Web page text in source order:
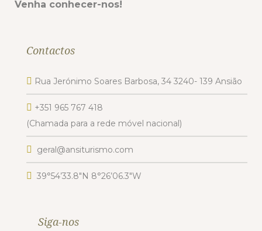
Venha conhecer-nos!
Contactos
Rua Jerónimo Soares Barbosa, 34 3240- 139 Ansião
+351 965 767 418
(Chamada para a rede móvel nacional)
geral@ansiturismo.com
39°54’33.8″N 8°26’06.3″W
Siga-nos